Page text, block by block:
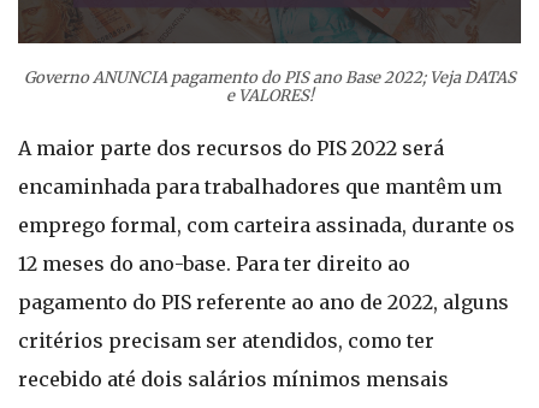
Governo ANUNCIA pagamento do PIS ano Base 2022; Veja DATAS
e VALORES!
A maior parte dos recursos do PIS 2022 será
encaminhada para trabalhadores que mantêm um
emprego formal, com carteira assinada, durante os
12 meses do ano-base. Para ter direito ao
pagamento do PIS referente ao ano de 2022, alguns
critérios precisam ser atendidos, como ter
recebido até dois salários mínimos mensais